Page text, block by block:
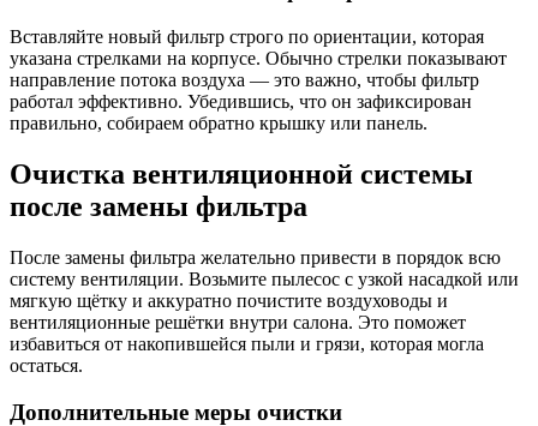
Вставляйте новый фильтр строго по ориентации, которая
указана стрелками на корпусе. Обычно стрелки показывают
направление потока воздуха — это важно, чтобы фильтр
работал эффективно. Убедившись, что он зафиксирован
правильно, собираем обратно крышку или панель.
Очистка вентиляционной системы
после замены фильтра
После замены фильтра желательно привести в порядок всю
систему вентиляции. Возьмите пылесос с узкой насадкой или
мягкую щётку и аккуратно почистите воздуховоды и
вентиляционные решётки внутри салона. Это поможет
избавиться от накопившейся пыли и грязи, которая могла
остаться.
Дополнительные меры очистки